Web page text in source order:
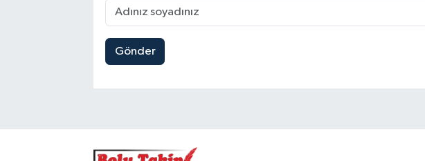
Gönder